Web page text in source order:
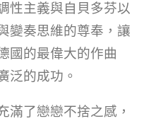
性主義與自貝多芬以
變奏思維的尊奉，讓
國的最偉大的作曲
泛的成功。
滿了戀戀不捨之感，